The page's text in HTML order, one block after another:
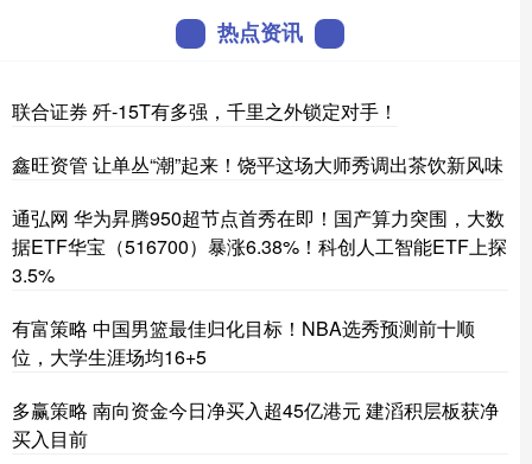
热点资讯
联合证券 歼-15T有多强，千里之外锁定对手！
鑫旺资管 让单丛“潮”起来！饶平这场大师秀调出茶饮新风味
通弘网 华为昇腾950超节点首秀在即！国产算力突围，大数
据ETF华宝（516700）暴涨6.38%！科创人工智能ETF上探
3.5%
有富策略 中国男篮最佳归化目标！NBA选秀预测前十顺
位，大学生涯场均16+5
多赢策略 南向资金今日净买入超45亿港元 建滔积层板获净
买入目前